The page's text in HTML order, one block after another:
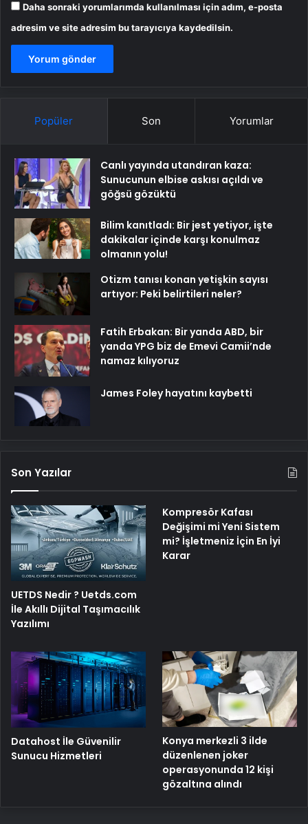
Daha sonraki yorumlarımda kullanılması için adım, e-posta
adresim ve site adresim bu tarayıcıya kaydedilsin.
Popüler Son Yorumlar
Canlı yayında utandıran kaza:
Sunucunun elbise askısı açıldı ve
göğsü gözüktü
Bilim kanıtladı: Bir jest yetiyor, işte
dakikalar içinde karşı konulmaz
olmanın yolu!
Otizm tanısı konan yetişkin sayısı
artıyor: Peki belirtileri neler?
Fatih Erbakan: Bir yanda ABD, bir
yanda YPG biz de Emevi Camii’nde
namaz kılıyoruz
James Foley hayatını kaybetti
Son Yazılar
UETDS Nedir ? Uetds.com
İle Akıllı Dijital Taşımacılık
Yazılımı
Kompresör Kafası
Değişimi mi Yeni Sistem
mi? İşletmeniz İçin En İyi
Karar
Datahost İle Güvenilir
Sunucu Hizmetleri
Konya merkezli 3 ilde
düzenlenen joker
operasyonunda 12 kişi
gözaltına alındı